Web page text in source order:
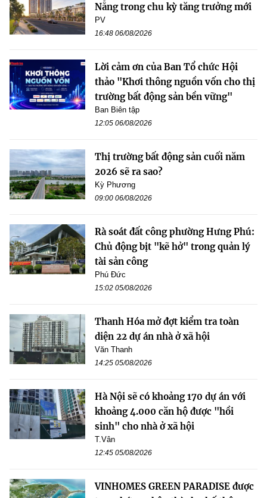
Nẵng trong chu kỳ tăng trưởng mới
PV
16:48 06/08/2026
Lời cảm ơn của Ban Tổ chức Hội
thảo "Khơi thông nguồn vốn cho thị
trường bất động sản bền vững"
Ban Biên tập
12:05 06/08/2026
Thị trường bất động sản cuối năm
2026 sẽ ra sao?
Kỳ Phương
09:00 06/08/2026
Rà soát đất công phường Hưng Phú:
Chủ động bịt "kẽ hở" trong quản lý
tài sản công
Phú Đức
15:02 05/08/2026
Thanh Hóa mở đợt kiểm tra toàn
diện 22 dự án nhà ở xã hội
Văn Thanh
14:25 05/08/2026
Hà Nội sẽ có khoảng 170 dự án với
khoảng 4.000 căn hộ được "hồi
sinh" cho nhà ở xã hội
T.Vân
12:45 05/08/2026
VINHOMES GREEN PARADISE được